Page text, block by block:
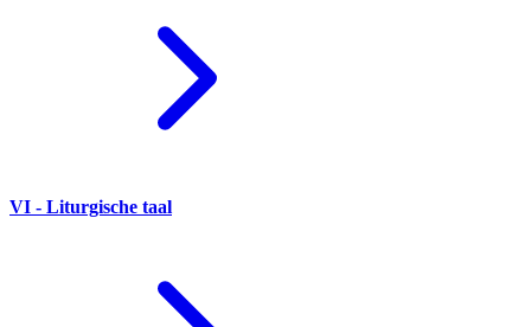
VI - Liturgische taal